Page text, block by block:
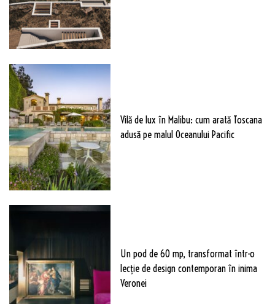
Vilă de lux în Malibu: cum arată Toscana
adusă pe malul Oceanului Pacific
Un pod de 60 mp, transformat într-o
lecție de design contemporan în inima
Veronei